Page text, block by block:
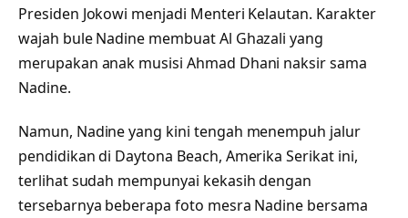
Presiden Jokowi menjadi Menteri Kelautan. Karakter
wajah bule Nadine membuat Al Ghazali yang
merupakan anak musisi Ahmad Dhani naksir sama
Nadine.
Namun, Nadine yang kini tengah menempuh jalur
pendidikan di Daytona Beach, Amerika Serikat ini,
terlihat sudah mempunyai kekasih dengan
tersebarnya beberapa foto mesra Nadine bersama